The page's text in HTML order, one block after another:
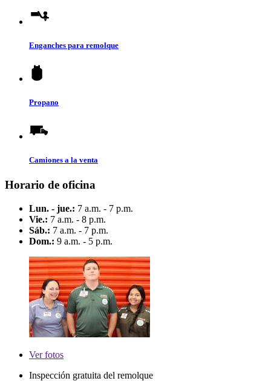
Enganches para remolque
Propano
Camiones a la venta
Horario de oficina
Lun. - jue.: 7 a.m. - 7 p.m.
Vie.: 7 a.m. - 8 p.m.
Sáb.: 7 a.m. - 7 p.m.
Dom.: 9 a.m. - 5 p.m.
Verfotos
Inspección gratuita del remolque